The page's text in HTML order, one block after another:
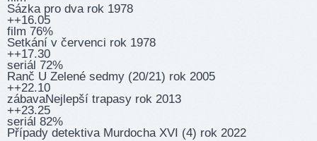
Sázka pro dva rok 1978
++16.05
film 76%
Setkání v červenci rok 1978
++17.30
seriál 72%
Ranč U Zelené sedmy (20/21) rok 2005
++22.10
zábavaNejlepší trapasy rok 2013
++23.25
seriál 82%
Případy detektiva Murdocha XVI (4) rok 2022